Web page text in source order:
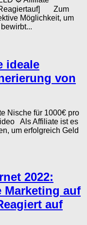
Reagiertauf] Zum
Möglichkeit, um
ideale
von
Nische für 1000€ pro
Als Affiliate ist es
um erfolgreich Geld
2022:
auf
auf